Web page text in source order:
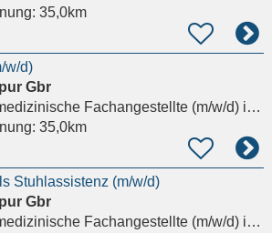
35,0km
w/d)
Gbr
Fachangestellte (m/w/d)in Frankfurt am Main
35,0km
Stuhlassistenz (m/w/d)
Gbr
Fachangestellte (m/w/d)in Frankfurt am Main